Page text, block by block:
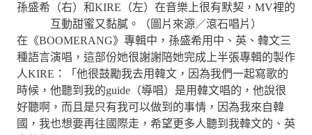
孫盛希（右）和KIRE（左）在音樂上很有默契，MV裡的
互動甜蜜又黏膩。（圖片來源／滾石唱片）
在《BOOMERANG》專輯中，孫盛希用中、英、韓文三
種語言演唱，這部份她很謝謝陪她完成上半張專輯的製作
人KIRE：「他很鼓勵我去用韓文，因為我們一起寫歌的
時候，他聽到我的guide（導唱）是用韓文唱的，他說很
好聽啊，而且是只有我可以做到的事情，因為我來自韓
國，我也想要再往國際走，希望更多人聽到我韓文的、英